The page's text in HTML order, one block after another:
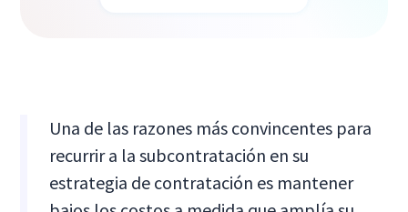
Una de las razones más convincentes para
recurrir a la subcontratación en su
estrategia de contratación es mantener